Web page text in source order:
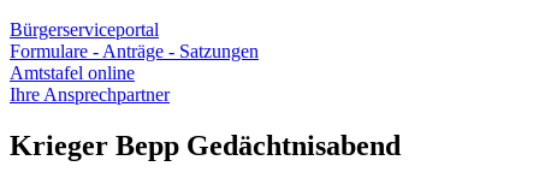
Bürgerserviceportal
Formulare - Anträge - Satzungen
Amtstafel online
Ihre Ansprechpartner
Krieger Bepp Gedächtnisabend